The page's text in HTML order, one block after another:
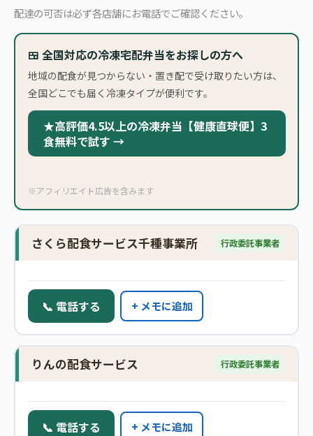
配達の可否は必ず各店舗にお電話でご確認ください。
🍱 全国対応の冷凍宅配弁当をお探しの方へ
地域の配食が見つからない・置き配で受け取りたい方は、
全国どこでも届く冷凍タイプが便利です。
★高評価4.5以上の冷凍弁当【健康直球便】3
食無料で試す →
※アフィリエイト広告を含みます
さくら配食サービス千種事業所 行政委託事業者
📞 電話する + メモに追加
りんの配食サービス 行政委託事業者
📞 電話する + メモに追加